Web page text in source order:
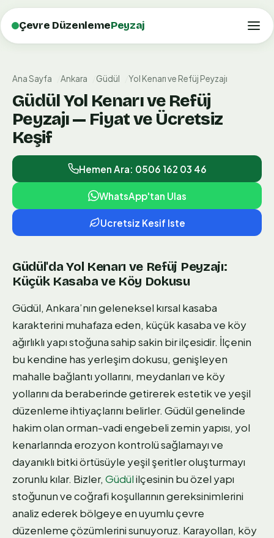
Çevre DüzenlemePeyzaj
Ana Sayfa Ankara Güdül Yol Kenarı ve Refüj Peyzajı
Güdül Yol Kenarı ve Refüj
Peyzajı — Fiyat ve Ücretsiz
Keşif
Hemen Ara: 0506 162 03 46
WhatsApp'tan Ulas
Ucretsiz Kesif Iste
Güdül'da Yol Kenarı ve Refüj Peyzajı:
Küçük Kasaba ve Köy Dokusu
Güdül, Ankara’nın geleneksel kırsal kasaba
karakterini muhafaza eden, küçük kasaba ve köy
ağırlıklı yapı stoğuna sahip sakin bir ilçesidir. İlçenin
bu kendine has yerleşim dokusu, genişleyen
mahalle bağlantı yollarını, meydanları ve köy
yollarını da beraberinde getirerek estetik ve yeşil
düzenleme ihtiyaçlarını belirler. Güdül genelinde
hakim olan orman-vadi engebeli zemin yapısı, yol
kenarlarında erozyon kontrolü sağlamayı ve
dayanıklı bitki örtüsüyle yeşil şeritler oluşturmayı
zorunlu kılar. Bizler, Güdülilçesinin bu özel yapı
stoğunun ve coğrafi koşullarının gereksinimlerini
analiz ederek bölgeye en uyumlu çevre
düzenleme çözümlerini sunuyoruz. Karayolları, köy